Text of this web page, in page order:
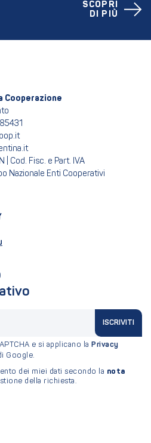
SCOPRI
DI PIÙ
Cooperazione
| Cod. Fisc. e Part. IVA
Nazionale Enti Cooperativi
ISCRIVITI
e si applicano la Privacy
Google.
dei miei dati secondo la nota
della richiesta.